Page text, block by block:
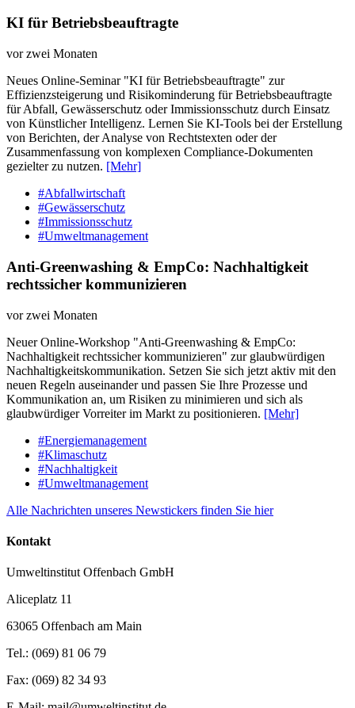
KI für Betriebsbeauftragte
vor zwei Monaten
Neues Online-Seminar "KI für Betriebsbeauftragte" zur
Effizienzsteigerung und Risikominderung für Betriebsbeauftragte
für Abfall, Gewässerschutz oder Immissionsschutz durch Einsatz
von Künstlicher Intelligenz. Lernen Sie KI-Tools bei der Erstellung
von Berichten, der Analyse von Rechtstexten oder der
Zusammenfassung von komplexen Compliance-Dokumenten
gezielter zu nutzen. [Mehr]
#Abfallwirtschaft
#Gewässerschutz
#Immissionsschutz
#Umweltmanagement
Anti-Greenwashing & EmpCo: Nachhaltigkeit
rechtssicher kommunizieren
vor zwei Monaten
Neuer Online-Workshop "Anti-Greenwashing & EmpCo:
Nachhaltigkeit rechtssicher kommunizieren" zur glaubwürdigen
Nachhaltigkeitskommunikation. Setzen Sie sich jetzt aktiv mit den
neuen Regeln auseinander und passen Sie Ihre Prozesse und
Kommunikation an, um Risiken zu minimieren und sich als
glaubwürdiger Vorreiter im Markt zu positionieren. [Mehr]
#Energiemanagement
#Klimaschutz
#Nachhaltigkeit
#Umweltmanagement
Alle Nachrichten unseres Newstickers finden Sie hier
Kontakt
Umweltinstitut Offenbach GmbH
Aliceplatz 11
63065 Offenbach am Main
Tel.: (069) 81 06 79
Fax: (069) 82 34 93